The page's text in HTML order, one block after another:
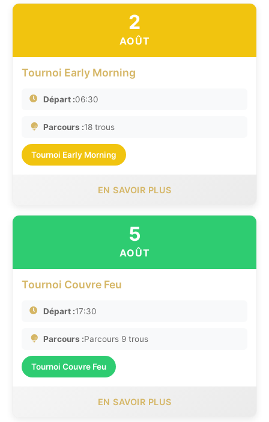
2
AOÛT
Tournoi Early Morning
Départ :06:30
Parcours :18 trous
Tournoi Early Morning
EN SAVOIR PLUS
5
AOÛT
Tournoi Couvre Feu
Départ :17:30
Parcours :Parcours 9 trous
Tournoi Couvre Feu
EN SAVOIR PLUS